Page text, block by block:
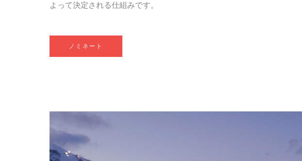
よって決定される仕組みです。
ノミネート